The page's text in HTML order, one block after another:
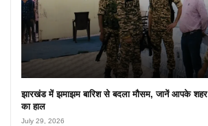
झारखंड में झमाझम बारिश से बदला मौसम, जानें आपके शहर
का हाल
July 29, 2026